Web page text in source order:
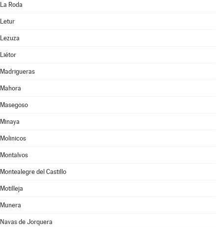
La Roda
Letur
Lezuza
Liétor
Madrigueras
Mahora
Masegoso
Minaya
Molinicos
Montalvos
Montealegre del Castillo
Motilleja
Munera
Navas de Jorquera